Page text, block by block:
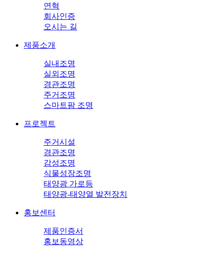
연혁
회사인증
오시는 길
제품소개
실내조명
실외조명
경관조명
주거조명
스마트팜 조명
프로젝트
주거시설
경관조명
감성조명
식물성장조명
태양광 가로등
태양광-태양열 발전장치
홍보센터
제품인증서
홍보동영상